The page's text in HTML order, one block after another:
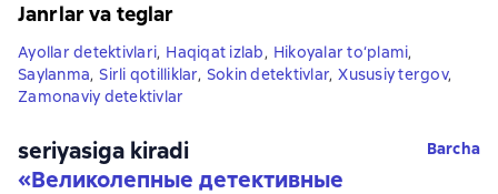
Janrlar va teglar
Ayollar detektivlari, Haqiqat izlab, Hikoyalar to‘plami,
Saylanma, Sirli qotilliklar, Sokin detektivlar, Xususiy tergov,
Zamonaviy detektivlar
seriyasiga kiradi
«Великолепные детективные
Barcha